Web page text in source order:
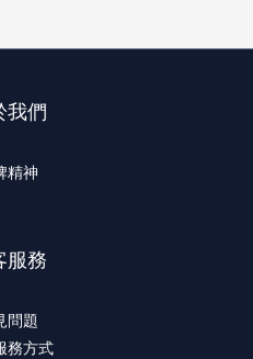
我們
精神
服務
問題
務方式